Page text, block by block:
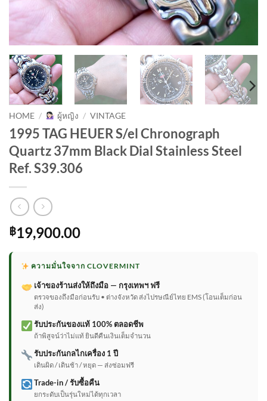
HOME / ผู้หญิง / VINTAGE
1995 TAG HEUER S/el Chronograph
Quartz 37mm Black Dial Stainless Steel
Ref. S39.306
฿19,900.00
ความมั่นใจจาก CLOVERMINT
เจ้าของร้านส่งให้ถึงมือ — กรุงเทพฯ ฟรี
ตรวจของถึงมือก่อนรับ • ต่างจังหวัด ส่งไปรษณีย์ไทย EMS (โอนเต็มก่อน
ส่ง)
รับประกันของแท้ 100% ตลอดชีพ
ถ้าพิสูจน์ว่าไม่แท้ ยินดีคืนเงินเต็มจำนวน
รับประกันกลไกเครื่อง 1 ปี
เดินผิด / เดินช้า / หยุด — ส่งซ่อมฟรี
Trade-in / รับซื้อคืน
ยกระดับเป็นรุ่นใหม่ได้ทุกเวลา